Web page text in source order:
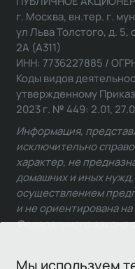
Мы используем
г. Москва, вн.тер. г.
ул Льва Толстого, д. 5,
2А (А311)
ИНН: 7736227885 /
Коды видов
утвержденному
2023 г. № 449: 2.01,
Информация,
исключительно
характер, не
домашних и иных нужд,
осуществлением
и не ориентирована
Федерального